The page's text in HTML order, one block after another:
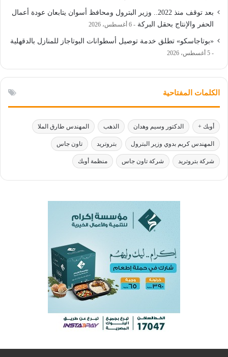
بعد توقف منذ 2022.. وزير البترول ومحافظ أسوان يتابعان عودة أعمال
الحفر والإنتاج بحقل البركة
6 أغسطس، 2026
«بوتاجاسكو» تطلق خدمة توصيل أسطوانات البوتاجاز للمنازل بالدقهلية
5 أغسطس، 2026
الكلمات المفتاحية
أوبك + الدكتور وسيم وهدان الذهب المهندس طارق الملا
المهندس كريم بدوي وزير البترول بتروتريد تاون جاس
شركة بتروتريد شركة تاون جاس منظمة أوبك